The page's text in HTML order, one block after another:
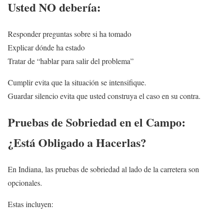
Usted NO debería:
Responder preguntas sobre si ha tomado
Explicar dónde ha estado
Tratar de “hablar para salir del problema”
Cumplir evita que la situación se intensifique.
Guardar silencio evita que usted construya el caso en su contra.
Pruebas de Sobriedad en el Campo:
¿Está Obligado a Hacerlas?
En Indiana, las pruebas de sobriedad al lado de la carretera son
opcionales.
Estas incluyen: